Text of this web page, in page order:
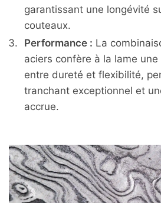
garantissant une longévité
couteaux.
Performance : La
aciers confère à la lame
entre dureté et flexibilité,
tranchant exceptionnel et
accrue.